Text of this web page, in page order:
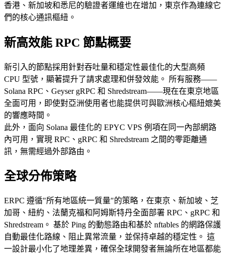
香港、新加坡和悉尼的驗證者運維也在增加，東京作為連線它
們的核心通訊樞紐。
新高效能 RPC 節點概要
新引入的節點採用針對吞吐量和穩定性最佳化的大型高頻
CPU 型號，顯著提升了請求處理和併發效能。 所有服務——
Solana RPC、Geyser gRPC 和 Shredstream——現在在東京地區
全面可用，即使對亞洲使用者也能提供可與歐洲核心樞紐媲美
的響應時間。
此外，面向 Solana 最佳化的 EPYC VPS 例項在同一內部網路
內可用，實現 RPC、gRPC 和 Shredstream 之間的零距離通
訊，無需經過外部路由。
全球分佈策略
ERPC 遵循"所有地區統一質量"的策略，在東京、新加坡、芝
加哥、紐約、法蘭克福和阿姆斯特丹全面部署 RPC、gRPC 和
Shredstream。 基於 Ping 的動態路由和基於 nftables 的網路保護
自動最佳化路線、阻止異常流量，並保持卓越的穩定性。 這
一設計最小化了地理差異，確保全球開發者無論所在地區都能